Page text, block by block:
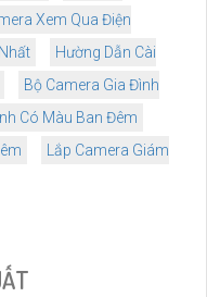
Xem Qua Điện
Hường Dẫn Cài
Bộ Camera Gia Đình
Có Màu Ban Đêm
Lắp Camera Giám